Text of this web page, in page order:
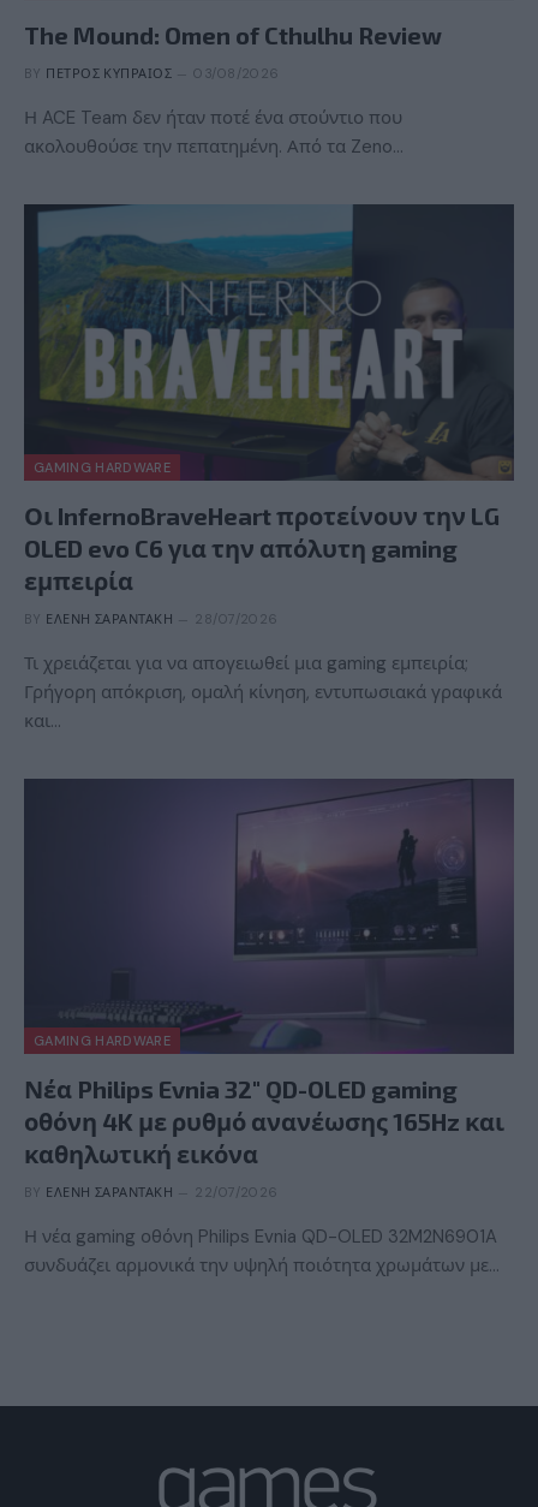
The Mound: Omen of Cthulhu Review
BY ΠΈΤΡΟΣ ΚΥΠΡΑΊΟΣ 03/08/2026
Η ACE Team δεν ήταν ποτέ ένα στούντιο που
ακολουθούσε την πεπατημένη. Από τα Zeno…
GAMING HARDWARE
Οι InfernoBraveHeart προτείνουν την LG
OLED evo C6 για την απόλυτη gaming
εμπειρία
BY ΕΛΈΝΗ ΣΑΡΑΝΤΆΚΗ 28/07/2026
Τι χρειάζεται για να απογειωθεί μια gaming εμπειρία;
Γρήγορη απόκριση, ομαλή κίνηση, εντυπωσιακά γραφικά
και…
GAMING HARDWARE
Νέα Philips Evnia 32″ QD-OLED gaming
οθόνη 4K με ρυθμό ανανέωσης 165Hz και
καθηλωτική εικόνα
BY ΕΛΈΝΗ ΣΑΡΑΝΤΆΚΗ 22/07/2026
Η νέα gaming οθόνη Philips Evnia QD-OLED 32M2N6901A
συνδυάζει αρμονικά την υψηλή ποιότητα χρωμάτων με…